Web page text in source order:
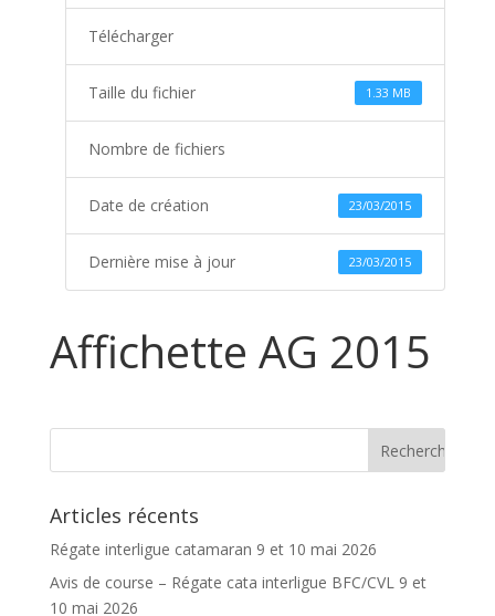
Télécharger
Taille du fichier 1.33 MB
Nombre de fichiers
Date de création 23/03/2015
Dernière mise à jour 23/03/2015
Affichette AG 2015
Articles récents
Régate interligue catamaran 9 et 10 mai 2026
Avis de course – Régate cata interligue BFC/CVL 9 et
10 mai 2026